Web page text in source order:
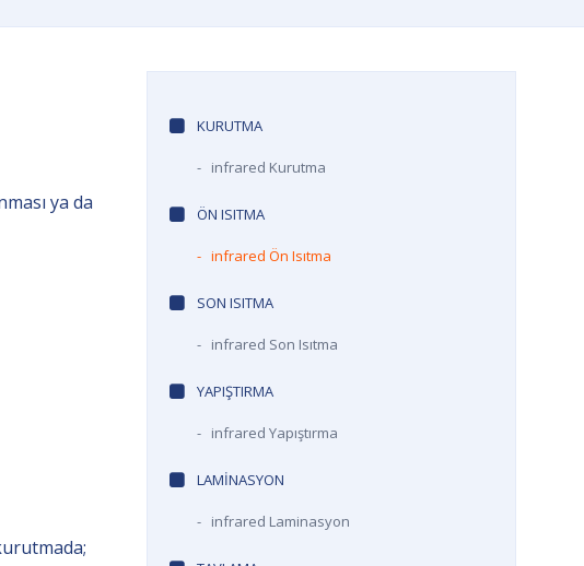
ya da
KURUTMA
- infrared Kurutma
ÖN ISITMA
- infrared Ön Isıtma
SON ISITMA
- infrared Son Isıtma
YAPIŞTIRMA
- infrared Yapıştırma
LAMINASYON
- infrared Laminasyon